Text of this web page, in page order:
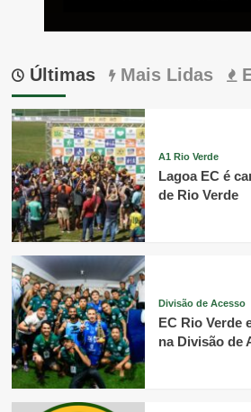
Últimas Mais Lidas
A1 Rio Verde
Lagoa EC é
de Rio Verde
Divisão de Acesso
EC Rio Verde
na Divisão de